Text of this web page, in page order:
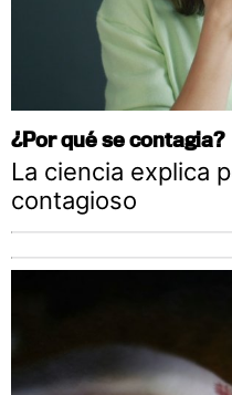
¿Por qué se contagia?
La ciencia explica
contagioso